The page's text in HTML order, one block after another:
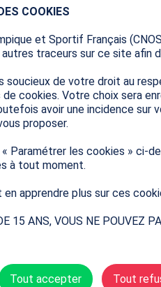
COOKIES
et Sportif Français
traceurs sur ce site afin
soucieux de votre droit au
cookies. Votre choix sera
avoir une incidence sur
proposer.
Paramétrer les cookies » ci-
à tout moment.
apprendre plus sur ces
15 ANS, VOUS NE POUVEZ
Tout accepter Tout